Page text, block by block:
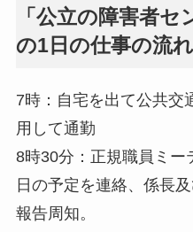
「公立の障害者セ
の1日の仕事の流れ
7時：自宅を出て公共交
用して通勤
8時30分：正規職員ミー
日の予定を連絡、係長
報告周知。